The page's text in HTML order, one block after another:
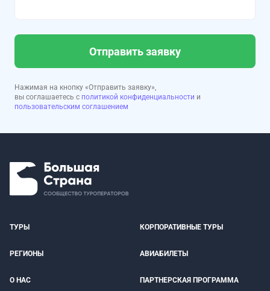
Отправить заявку
Нажимая на кнопку «Отправить заявку»,
вы соглашаетесь с политикой конфиденциальности и
пользовательским соглашением
ТУРЫ КОРПОРАТИВНЫЕ ТУРЫ
РЕГИОНЫ АВИАБИЛЕТЫ
О НАС ПАРТНЕРСКАЯ ПРОГРАММА